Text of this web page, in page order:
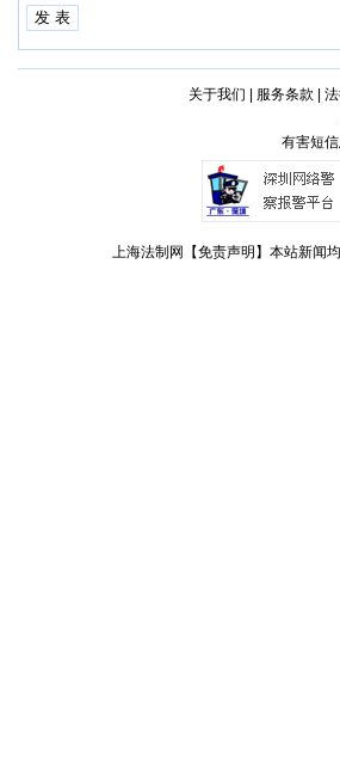
关于我们 服务条款
有害短
上海法制网【免责声明】本站新闻